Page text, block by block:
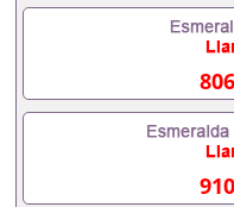
OFFER，在读证明，
校、转学，甚至是申
专业，学位，毕业时
内找工作假的毕业证
成绩单可以办学历认
办理什么材料
证会查吗551190476
料551190476办理假